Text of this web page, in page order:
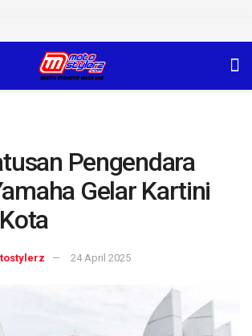
Pengendara
Gelar Kartini
24 April 2025